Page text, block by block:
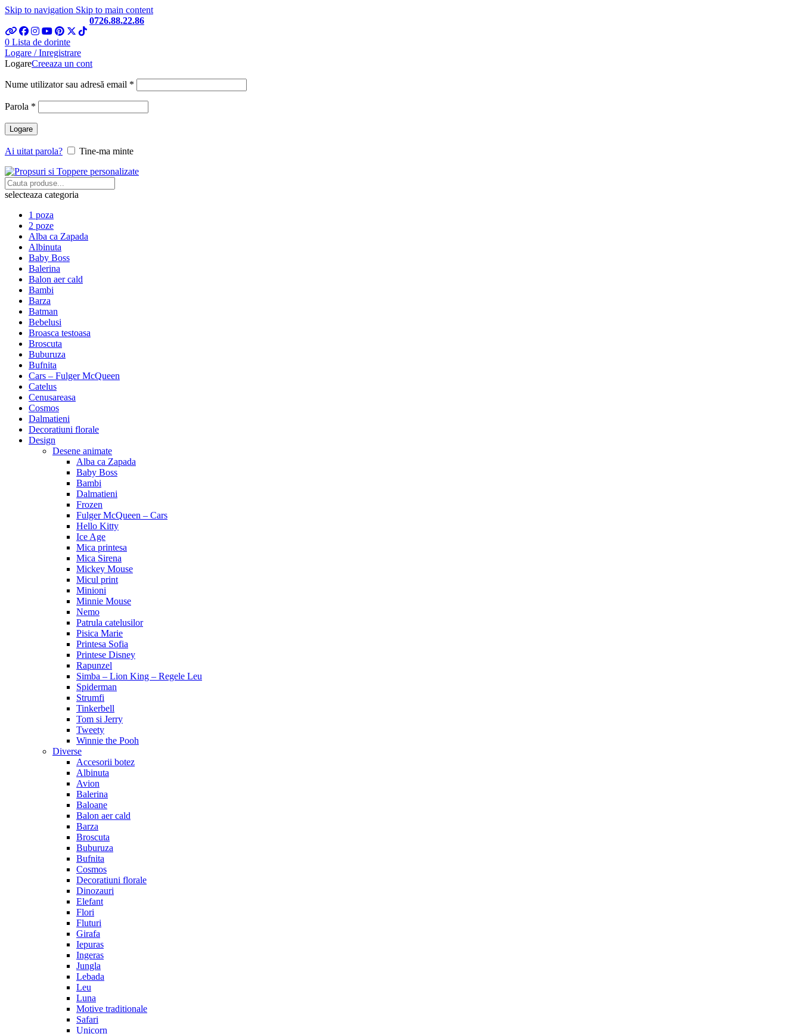
Skip to navigation Skip to main content
0726.88.22.86
0 Lista de dorinte
Logare / Inregistrare
LogareCreeaza un cont
Nume utilizator sau adresă email *
Parola *
Logare
Ai uitat parola? Tine-ma minte
selecteaza categoria
1 poza
2 poze
Alba ca Zapada
Albinuta
Baby Boss
Balerina
Balon aer cald
Bambi
Barza
Batman
Bebelusi
Broasca testoasa
Broscuta
Buburuza
Bufnita
Cars – Fulger McQueen
Catelus
Cenusareasa
Cosmos
Dalmatieni
Decoratiuni florale
Design
Desene animate
Alba ca Zapada
Baby Boss
Bambi
Dalmatieni
Frozen
Fulger McQueen – Cars
Hello Kitty
Ice Age
Mica printesa
Mica Sirena
Mickey Mouse
Micul print
Minioni
Minnie Mouse
Nemo
Patrula catelusilor
Pisica Marie
Printesa Sofia
Printese Disney
Rapunzel
Simba – Lion King – Regele Leu
Spiderman
Strumfi
Tinkerbell
Tom si Jerry
Tweety
Winnie the Pooh
Diverse
Accesorii botez
Albinuta
Avion
Balerina
Baloane
Balon aer cald
Barza
Broscuta
Buburuza
Bufnita
Cosmos
Decoratiuni florale
Dinozauri
Elefant
Flori
Fluturi
Girafa
Iepuras
Ingeras
Jungla
Lebada
Leu
Luna
Motive traditionale
Safari
Unicorn